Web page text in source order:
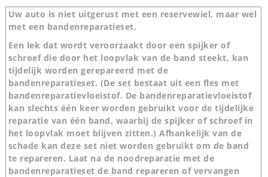
Uw auto is niet uitgerust met een reservewiel, maar wel
met een bandenreparatieset.
Een lek dat wordt veroorzaakt door een spijker of
schroef die door het loopvlak van de band steekt, kan
tijdelijk worden gerepareerd met de
bandenreparatieset. (De set bestaat uit een fles met
bandenreparatievloeistof. De bandenreparatievloeistof
kan slechts één keer worden gebruikt voor de tijdelijke
reparatie van één band, waarbij de spijker of schroef in
het loopvlak moet blijven zitten.) Afhankelijk van de
schade kan deze set niet worden gebruikt om de band
te repareren. Laat na de noodreparatie met de
bandenreparatieset de band repareren of vervangen